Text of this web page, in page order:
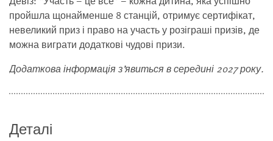
пройшла щонайменше 8 станцій, отримує сертифікат,
невеликий приз і право на участь у розіграші призів, де
можна виграти додаткові чудові призи.
Додаткова інформація з’явиться в середині 2027 року.
Деталі